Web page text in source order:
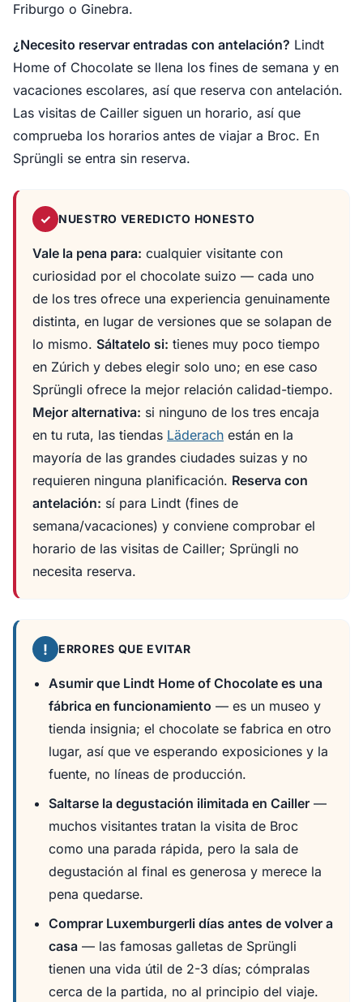
Friburgo o Ginebra.
¿Necesito reservar entradas con antelación? Lindt
Home of Chocolate se llena los fines de semana y en
vacaciones escolares, así que reserva con antelación.
Las visitas de Cailler siguen un horario, así que
comprueba los horarios antes de viajar a Broc. En
Sprüngli se entra sin reserva.
✓ NUESTRO VEREDICTO HONESTO
Vale la pena para: cualquier visitante con
curiosidad por el chocolate suizo — cada uno
de los tres ofrece una experiencia genuinamente
distinta, en lugar de versiones que se solapan de
lo mismo. Sáltatelo si: tienes muy poco tiempo
en Zúrich y debes elegir solo uno; en ese caso
Sprüngli ofrece la mejor relación calidad-tiempo.
Mejor alternativa: si ninguno de los tres encaja
en tu ruta, las tiendas Läderach están en la
mayoría de las grandes ciudades suizas y no
requieren ninguna planificación. Reserva con
antelación: sí para Lindt (fines de
semana/vacaciones) y conviene comprobar el
horario de las visitas de Cailler; Sprüngli no
necesita reserva.
! ERRORES QUE EVITAR
Asumir que Lindt Home of Chocolate es una
fábrica en funcionamiento — es un museo y
tienda insignia; el chocolate se fabrica en otro
lugar, así que ve esperando exposiciones y la
fuente, no líneas de producción.
Saltarse la degustación ilimitada en Cailler —
muchos visitantes tratan la visita de Broc
como una parada rápida, pero la sala de
degustación al final es generosa y merece la
pena quedarse.
Comprar Luxemburgerli días antes de volver a
casa — las famosas galletas de Sprüngli
tienen una vida útil de 2-3 días; cómpralas
cerca de la partida, no al principio del viaje.